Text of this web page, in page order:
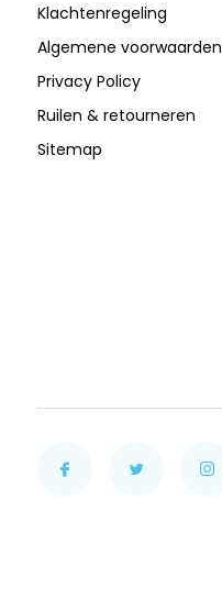
Klachtenregeling
Algemene voorwaarden
Privacy Policy
Ruilen & retourneren
Sitemap